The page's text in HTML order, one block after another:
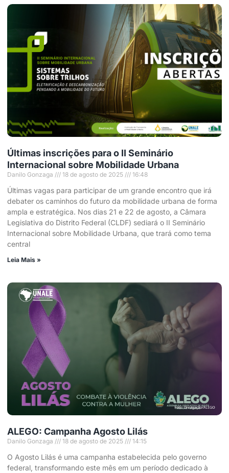
Últimas inscrições para o II Seminário
Internacional sobre Mobilidade Urbana
Danilo Gonzaga 18 de agosto de 2025 16:48
Últimas vagas para participar de um grande encontro que irá
debater os caminhos do futuro da mobilidade urbana de forma
ampla e estratégica. Nos dias 21 e 22 de agosto, a Câmara
Legislativa do Distrito Federal (CLDF) sediará o II Seminário
Internacional sobre Mobilidade Urbana, que trará como tema
central
Leia Mais »
ALEGO: Campanha Agosto Lilás
Danilo Gonzaga 18 de agosto de 2025 14:15
O Agosto Lilás é uma campanha estabelecida pelo governo
federal, transformando este mês em um período dedicado à